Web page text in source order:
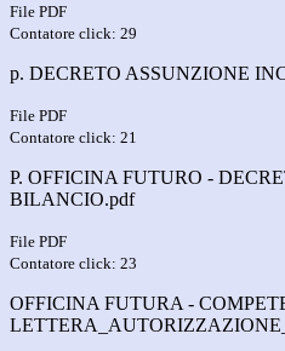
File PDF
Contatore click: 29
p. DECRETO ASSUNZIONE
File PDF
Contatore click: 21
P. OFFICINA FUTURO -
BILANCIO.pdf
File PDF
Contatore click: 23
OFFICINA FUTURA -